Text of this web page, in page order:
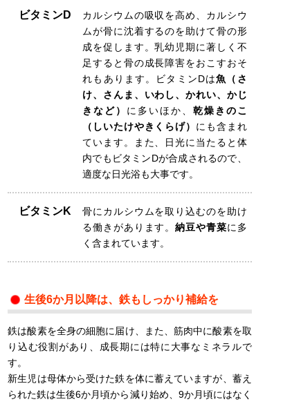
ビタミンD
カルシウムの吸収を高め、カルシウ
ムが骨に沈着するのを助けて骨の形
成を促します。乳幼児期に著しく不
足すると骨の成長障害をおこすおそ
れもあります。ビタミンDは魚（さ
け、さんま、いわし、かれい、かじ
きなど） に多いほか、 乾燥きのこ
（しいたけやきくらげ） にも含まれ
ています。また、日光に当たると体
内でもビタミンDが合成されるので、
適度な日光浴も大事です。
ビタミンK
骨にカルシウムを取り込むのを助け
る働きがあります。納豆や青菜に多
く含まれています。
生後6か月以降は、 鉄もしっかり補給を
鉄は酸素を全身の細胞に届け、また、筋肉中に酸素を取
り込む役割があり、成長期には特に大事なミネラルで
す。
新生児は母体から受けた鉄を体に蓄えていますが、蓄え
られた鉄は生後6か月頃から減り始め、9か月頃にはなく